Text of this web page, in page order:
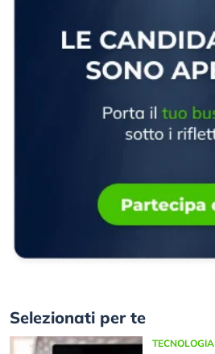
Selezionati per te
TECNOLOGIA